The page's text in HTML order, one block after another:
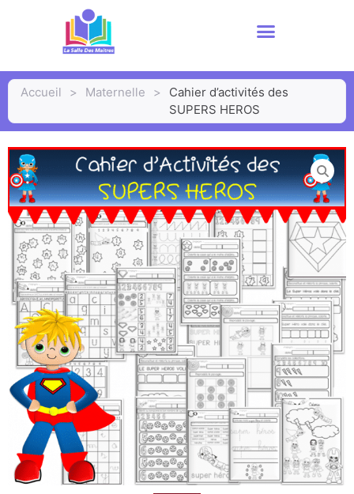
Accueil > Maternelle >
Cahier d’activités des
SUPERS HEROS